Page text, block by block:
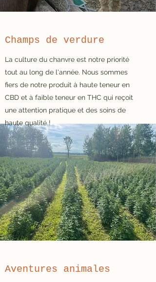
Champs de verdure
La culture du chanvre est notre priorité
tout au long de l'année. Nous sommes
fiers de notre produit à haute teneur en
CBD et à faible teneur en THC qui reçoit
une attention pratique et des soins de
haute qualité !
Aventures animales